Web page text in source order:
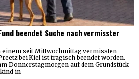
beendet Suche nach vermisster
einem seit Mittwochmittag vermissten
bei Kiel ist tragisch beendet worden.
Donnerstagmorgen auf dem Grundstück
in